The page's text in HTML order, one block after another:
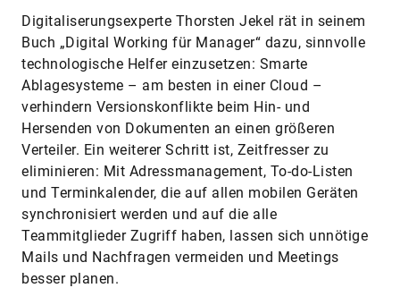
Digitaliserungsexperte Thorsten Jekel rät in seinem
Buch „Digital Working für Manager“ dazu, sinnvolle
technologische Helfer einzusetzen: Smarte
Ablagesysteme – am besten in einer Cloud –
verhindern Versionskonflikte beim Hin- und
Hersenden von Dokumenten an einen größeren
Verteiler. Ein weiterer Schritt ist, Zeitfresser zu
eliminieren: Mit Adressmanagement, To-do-Listen
und Terminkalender, die auf allen mobilen Geräten
synchronisiert werden und auf die alle
Teammitglieder Zugriff haben, lassen sich unnötige
Mails und Nachfragen vermeiden und Meetings
besser planen.